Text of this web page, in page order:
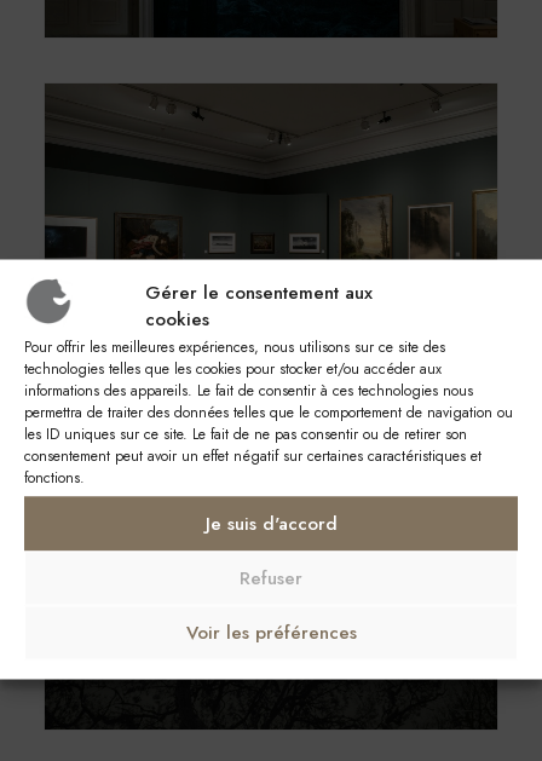
Gérer le consentement aux
cookies
Pour offrir les meilleures expériences, nous utilisons sur ce site des
technologies telles que les cookies pour stocker et/ou accéder aux
informations des appareils. Le fait de consentir à ces technologies nous
permettra de traiter des données telles que le comportement de navigation ou
les ID uniques sur ce site. Le fait de ne pas consentir ou de retirer son
consentement peut avoir un effet négatif sur certaines caractéristiques et
fonctions.
Je suis d'accord
Refuser
Voir les préférences